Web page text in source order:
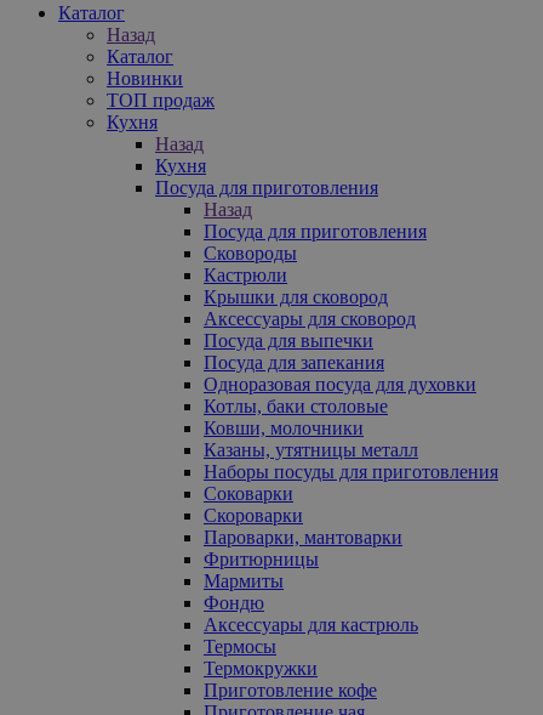
Каталог
Назад
Каталог
Новинки
ТОП продаж
Кухня
Назад
Кухня
Посуда для приготовления
Назад
Посуда для приготовления
Сковороды
Кастрюли
Крышки для сковород
Аксессуары для сковород
Посуда для выпечки
Посуда для запекания
Одноразовая посуда для духовки
Котлы, баки столовые
Ковши, молочники
Казаны, утятницы металл
Наборы посуды для приготовления
Соковарки
Скороварки
Пароварки, мантоварки
Фритюрницы
Мармиты
Фондю
Аксессуары для кастрюль
Термосы
Термокружки
Приготовление кофе